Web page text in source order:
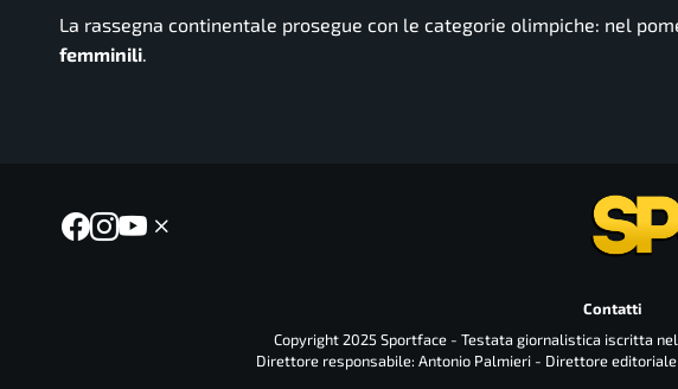
La rassegna continentale prosegue con le categorie olimpiche: nel
femminili.
Contatti
Copyright 2025 Sportface - Testata giornalistica iscritta
Direttore responsabile: Antonio Palmieri - Direttore editoriale